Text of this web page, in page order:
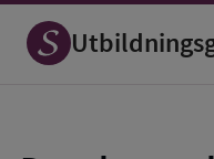
Spara
som
favorit